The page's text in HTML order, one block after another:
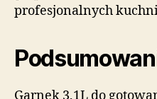
profesjonalnych
Garnek 3,1L do